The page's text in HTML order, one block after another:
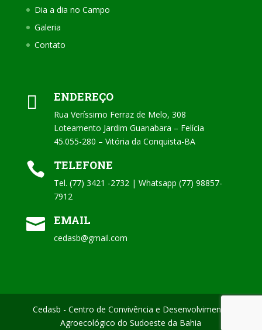
Dia a dia no Campo
Galeria
Contato
 ENDEREÇO
Rua Veríssimo Ferraz de Melo, 308
Loteamento Jardim Guanabara – Felícia
45.055-280 – Vitória da Conquista-BA
 TELEFONE
Tel. (77) 3421 -2732 | Whatsapp (77) 98857-
7912
 EMAIL
cedasb@gmail.com
Cedasb - Centro de Convivência e Desenvolvimento
Agroecológico do Sudoeste da Bahia